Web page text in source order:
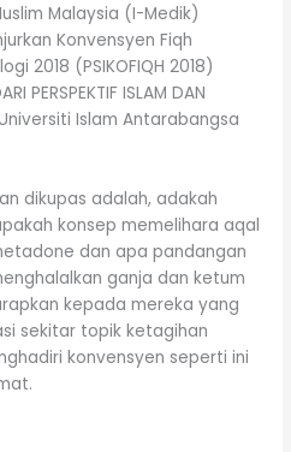
Malaysia (I-Medik)
Konvensyen Fiqh
2018 (PSIKOFIQH 2018)
PERSPEKTIF ISLAM DAN
Islam Antarabangsa
dikupas adalah, adakah
konsep memelihara aqal
dan apa pandangan
ganja dan ketum
kepada mereka yang
sekitar topik ketagihan
konvensyen seperti ini